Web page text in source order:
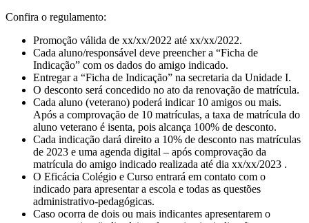
Confira o regulamento:
Promoção válida de xx/xx/2022 até xx/xx/2022.
Cada aluno/responsável deve preencher a “Ficha de
Indicação” com os dados do amigo indicado.
Entregar a “Ficha de Indicação” na secretaria da Unidade I.
O desconto será concedido no ato da renovação de matrícula.
Cada aluno (veterano) poderá indicar 10 amigos ou mais.
Após a comprovação de 10 matrículas, a taxa de matrícula do
aluno veterano é isenta, pois alcança 100% de desconto.
Cada indicação dará direito a 10% de desconto nas matrículas
de 2023 e uma agenda digital – após comprovação da
matrícula do amigo indicado realizada até dia xx/xx/2023 .
O Eficácia Colégio e Curso entrará em contato com o
indicado para apresentar a escola e todas as questões
administrativo-pedagógicas.
Caso ocorra de dois ou mais indicantes apresentarem o